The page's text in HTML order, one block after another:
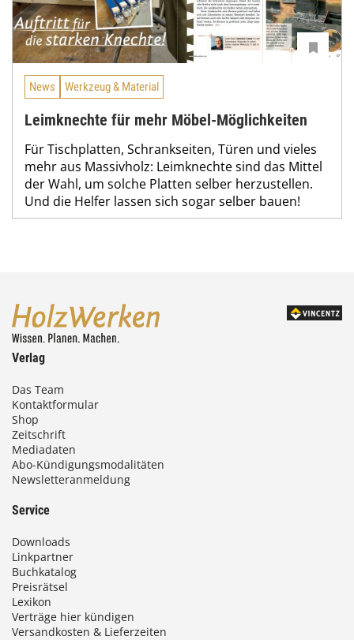
News Werkzeug & Material
Leimknechte für mehr Möbel-Möglichkeiten
Für Tischplatten, Schrankseiten, Türen und vieles
mehr aus Massivholz: Leimknechte sind das Mittel
der Wahl, um solche Platten selber herzustellen.
Und die Helfer lassen sich sogar selber bauen!
Verlag
Das Team
Kontaktformular
Shop
Zeitschrift
Mediadaten
Abo-Kündigungsmodalitäten
Newsletteranmeldung
Service
Downloads
Linkpartner
Buchkatalog
Preisrätsel
Lexikon
Verträge hier kündigen
Versandkosten & Lieferzeiten